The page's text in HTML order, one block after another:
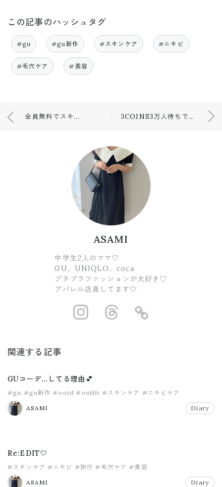
この記事のハッシュタグ
#gu #gu新作 #スキンケア #ニキビ
#毛穴ケア #美容
全員無料でスキンケア貰える🤍お得すぎ😳 3COINS3万人待ちで何事かとおもったら！
ASAMI
中学生2人のママ🤍
GU、UNIQLO、coca
プチプラファッションが大好き♡
アパレル店員してます🤍
https://https://
関連する記事
GUコーデ…してる理由💕
#gu #gu新作 #ootd #outfit #スキンケア #ニキビケア
ASAMI Diary
Re:EDIT🤍
#スキンケア #ニキビ #旅行 #毛穴ケア #美容
ASAMI Diary